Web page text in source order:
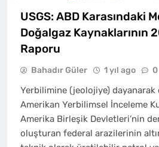
USGS: ABD Karasındaki
Doğalgaz Kaynaklarının
Raporu
Bahadır Güler 1 yıl ago 0
Yerbilimine (jeolojiye) dayanarak
Amerikan Yerbilimsel İnceleme
Amerika Birleşik Devletleri’nin
oluşturan federal arazilerinin